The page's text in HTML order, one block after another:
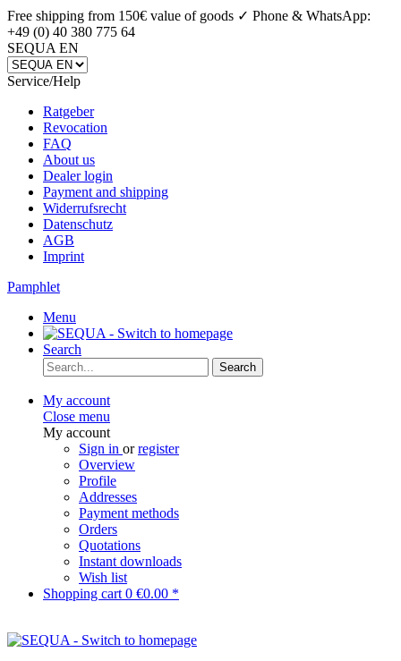
Free shipping from 150€ value of goods ✓ Phone & WhatsApp:
+49 (0) 40 380 775 64
SEQUA EN
Service/Help
Ratgeber
Revocation
FAQ
About us
Dealer login
Payment and shipping
Widerrufsrecht
Datenschutz
AGB
Imprint
Pamphlet
Menu
Search
Search
My account
Close menu
My account
Sign in orregister
Overview
Profile
Addresses
Payment methods
Orders
Quotations
Instant downloads
Wish list
Shopping cart 0 €0.00 *